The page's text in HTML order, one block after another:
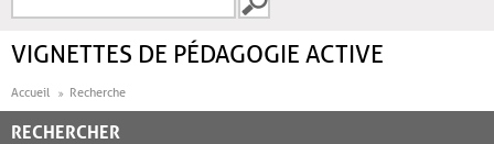
FORMULAIRE DE
VIGNETTES DE PÉDAGOGIE ACTIVE
Accueil Recherche
RECHERCHER